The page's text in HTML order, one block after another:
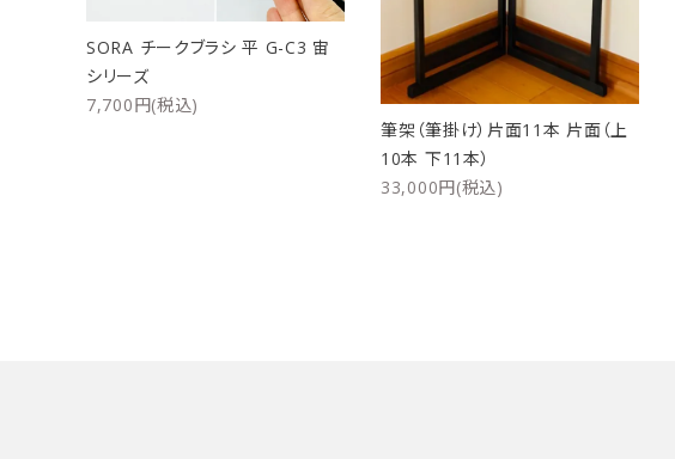
SORA チークブラシ 平 G-C3 宙
シリーズ
7,700円(税込)
筆架（筆掛け）片面11本 片面（上
10本 下11本）
33,000円(税込)